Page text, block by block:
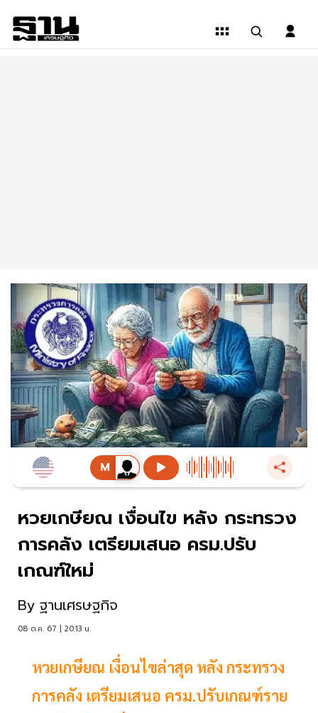
หวยเกษียณ เงื่อนไข หลัง กระทรวง
การคลัง เตรียมเสนอ ครม.ปรับ
เกณฑ์ใหม่
By ฐานเศรษฐกิจ
08 ต.ค. 67 | 20:13 น.
หวยเกษียณ เงื่อนไขล่าสุด หลัง กระทรวง
การคลัง เตรียมเสนอ ครม.ปรับเกณฑ์ราย